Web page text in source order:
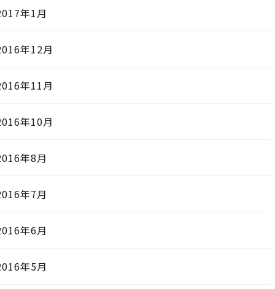
年1月
年12月
年11月
年10月
年8月
年7月
年6月
年5月